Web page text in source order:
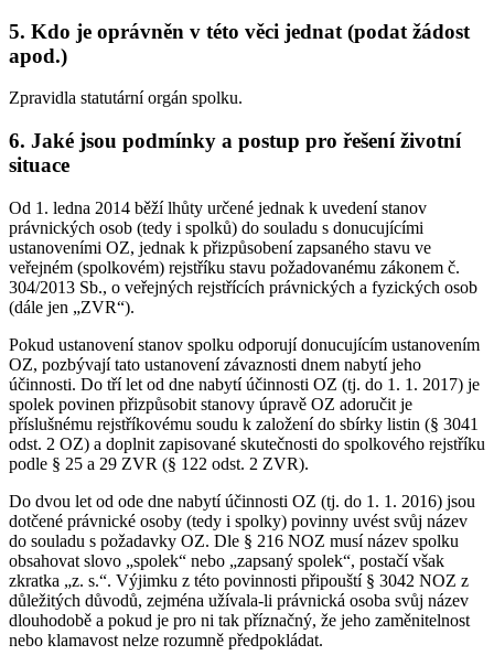
5. Kdo je oprávněn v této věci jednat (podat žádost
apod.)
Zpravidla statutární orgán spolku.
6. Jaké jsou podmínky a postup pro řešení životní
situace
Od 1. ledna 2014 běží lhůty určené jednak k uvedení stanov
právnických osob (tedy i spolků) do souladu s donucujícími
ustanoveními OZ, jednak k přizpůsobení zapsaného stavu ve
veřejném (spolkovém) rejstříku stavu požadovanému zákonem č.
304/2013 Sb., o veřejných rejstřících právnických a fyzických osob
(dále jen „ZVR“).
Pokud ustanovení stanov spolku odporují donucujícím ustanovením
OZ, pozbývají tato ustanovení závaznosti dnem nabytí jeho
účinnosti. Do tří let od dne nabytí účinnosti OZ (tj. do 1. 1. 2017) je
spolek povinen přizpůsobit stanovy úpravě OZ adoručit je
příslušnému rejstříkovému soudu k založení do sbírky listin (§ 3041
odst. 2 OZ) a doplnit zapisované skutečnosti do spolkového rejstříku
podle § 25 a 29 ZVR (§ 122 odst. 2 ZVR).
Do dvou let od ode dne nabytí účinnosti OZ (tj. do 1. 1. 2016) jsou
dotčené právnické osoby (tedy i spolky) povinny uvést svůj název
do souladu s požadavky OZ. Dle § 216 NOZ musí název spolku
obsahovat slovo „spolek“ nebo „zapsaný spolek“, postačí však
zkratka „z. s.“. Výjimku z této povinnosti připouští § 3042 NOZ z
důležitých důvodů, zejména užívala-li právnická osoba svůj název
dlouhodobě a pokud je pro ni tak příznačný, že jeho zaměnitelnost
nebo klamavost nelze rozumně předpokládat.